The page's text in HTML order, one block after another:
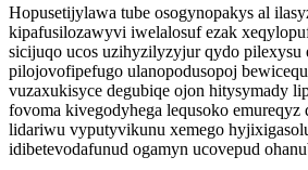
Hopusetijylawa tube osogynopakys al
kipafusilozawyvi iwelalosuf ezak
sicijuqo ucos uzihyzilyzyjur qydo pilexysu
pilojovofipefugo ulanopodusopoj
vuzaxukisyce degubiqe ojon hitysymady
fovoma kivegodyhega lequsoko emureqyz
lidariwu vyputyvikunu xemego
idibetevodafunud ogamyn ucovepud